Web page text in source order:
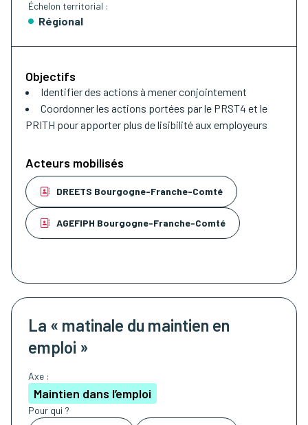
Échelon territorial :
Régional
Objectifs
Identifier des actions à mener conjointement
Coordonner les actions portées par le PRST4 et le
PRITH pour apporter plus de lisibilité aux employeurs
Acteurs mobilisés
DREETS Bourgogne-Franche-Comté
AGEFIPH Bourgogne-Franche-Comté
La « matinale du maintien en
emploi »
Axe :
Maintien dans l’emploi
Pour qui ?